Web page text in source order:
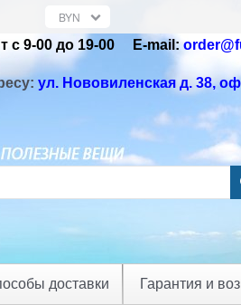
с 9-00 до 19-00 Е-mail:
ул. Нововиленская д. 38,
доставки Гарантия и